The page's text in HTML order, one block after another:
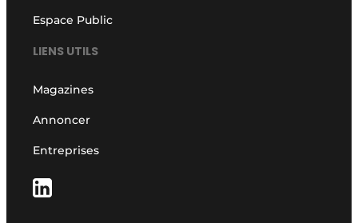
Espace Public
LIENS UTILS
Magazines
Annoncer
Entreprises